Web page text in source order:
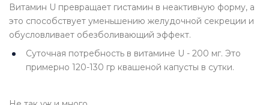
Витамин U превращает гистамин в неактивную форму, а
это способствует уменьшению желудочной секреции и
обусловливает обезболивающий эффект.
Суточная потребность в витамине U - 200 мг. Это
примерно 120-130 гр квашеной капусты в сутки.